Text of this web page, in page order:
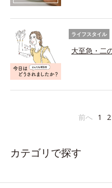
ライフスタイル
大至急・二
前へ 1 2
カテゴリで探す